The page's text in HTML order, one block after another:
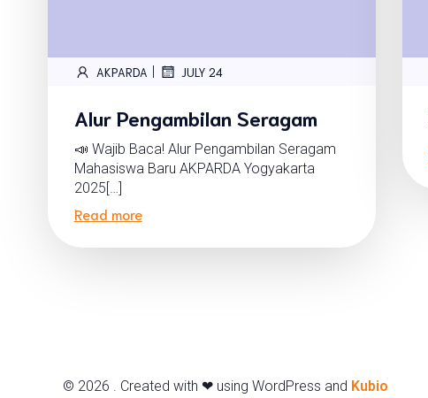
AKPARDA JULY 24
Alur Pengambilan Seragam
📣 Wajib Baca! Alur Pengambilan Seragam
Mahasiswa Baru AKPARDA Yogyakarta
2025[…]
Read more
© 2026 . Created with ❤ using WordPress and Kubio